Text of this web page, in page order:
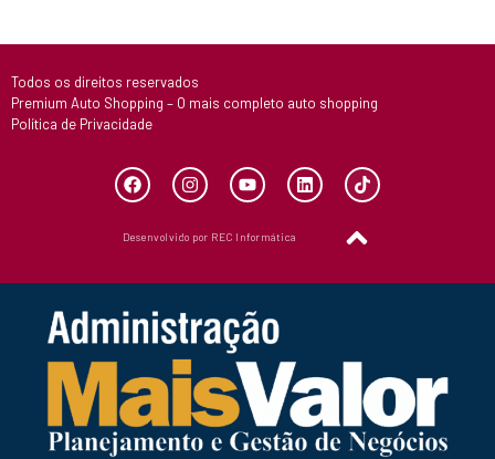
Todos os direitos reservados
Premium Auto Shopping – O mais completo auto shopping
Política de Privacidade
Desenvolvido por REC Informática